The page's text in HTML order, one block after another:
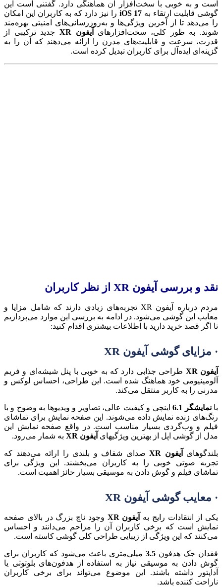
است و به ‌خوبی با سخت‌افزار آن هماهنگی دارد. گفتنی است این
گوشی قابلیت ارتقاء به iOS 17 را نیز دارد که به کاربران این امکان
را می‌دهد تا از آخرین ویژگی‌ها و به‌روزرسانی‌های امنیتی بهره‌مند
شوند. به ‌طور کلی، سخت‌افزارهای
آیفون XR
جدید ترکیبی از
قدرت، سرعت و قابلیت‌های مدرن را ارائه می‌دهند که آن را به
گزینه‌ای ایده‌آل برای کاربران تبدیل کرده است.
نقد و بررسی آیفون XR از نظر کاربران
مردم درباره آیفون XR تجربه‌های زیادی دارند که شامل مزایا و
معایب این گوشی می‌شود. در ادامه به بررسی این موارد می‌پردازیم
تا اگر قصد خرید دارید با اطلاعات بیشتری اقدام کنید:
· مزایای گوشی آیفون XR
آیفون XR
طراحی جذابی دارد که به خوبی با پنل شیشه‌ای و فریم
آلومینیومی خود هماهنگ شده است. این طراحی، احساس لوکس و
مدرنی را به کاربر منتقل می‌کند.
بانمایشگر 6.1
اینچی و کیفیت عالی، تصاویر و ویدیوها به وضوح و با
رنگ‌های زنده نمایش داده می‌شوند. این صفحه نمایش برای تماشای
فیلم و وب‌گردی بسیار مناسب است. در واقع صفحه نمایش این
مدل از گوشی اپل از بهترین ویژگیهای آیفون XR به شمار می‌رود.
بلندگوهای آیفون XR
صدای شفاف و بلندی را ارائه می‌دهند که
تجربه صوتی خوبی را به کاربران می‌بخشند. این ویژگی برای
تماشای فیلم و گوش دادن به موسیقی بسیار حائز اهمیت است.
· معایب گوشی آیفون XR
یکی از انتقادات رایج به آیفون XR
وجود ناچ بزرگ در بالای صفحه
نمایش است که برخی کاربران آن را مزاحم می‌دانند و احساس
می‌کنند که این ویژگی از زیبایی طراحی کلی گوشی کاسته است.
فقدان جک هدفون 3.5 میلی‌متری باعث می‌شود که کاربران برای
گوش دادن به موسیقی نیاز به استفاده از هدفون‌های بلوتوثی یا
آداپتور داشته باشند. این موضوع می‌تواند برای برخی کاربران
ناراحت ‌کننده باشد.